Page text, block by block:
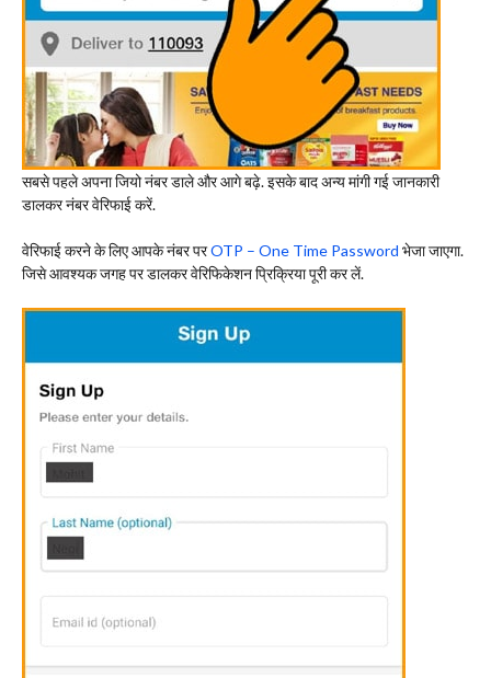
सबसे पहले अपना जियो नंबर डाले और आगे बढ़े. इसके बाद अन्य मांगी गई जानकारी
डालकर नंबर वेरिफाई करें.
वेरिफाई करने के लिए आपके नंबर परOTP – One Time Password भेजा जाएगा.
जिसे आवश्यक जगह पर डालकर वेरिफिकेशन प्रिक्रिया पूरी कर लें.